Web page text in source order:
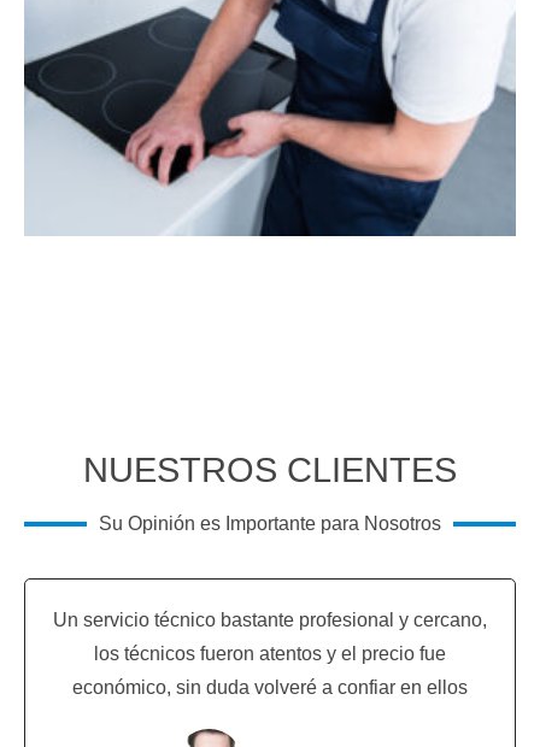
NUESTROS CLIENTES
Su Opinión es Importante para Nosotros
Un servicio técnico bastante profesional y cercano,
los técnicos fueron atentos y el precio fue
económico, sin duda volveré a confiar en ellos